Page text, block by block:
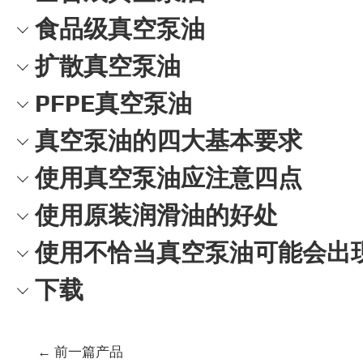
食品级真空泵油
扩散真空泵油
PFPE真空泵油
真空泵油的四大基本要求
使用真空泵油应注意四点
使用原装润滑油的好处
使用不恰当真空泵油可能会出
下载
← 前一篇产品